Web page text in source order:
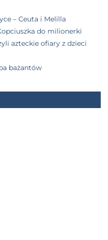
– Ceuta i Melilla
do milionerki
azteckie ofiary z dzieci
bażantów